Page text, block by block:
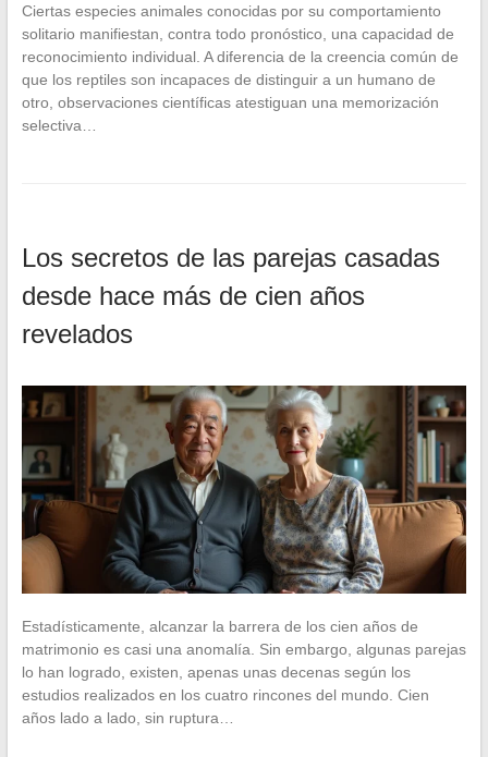
Ciertas especies animales conocidas por su comportamiento
solitario manifiestan, contra todo pronóstico, una capacidad de
reconocimiento individual. A diferencia de la creencia común de
que los reptiles son incapaces de distinguir a un humano de
otro, observaciones científicas atestiguan una memorización
selectiva…
Los secretos de las parejas casadas
desde hace más de cien años
revelados
Estadísticamente, alcanzar la barrera de los cien años de
matrimonio es casi una anomalía. Sin embargo, algunas parejas
lo han logrado, existen, apenas unas decenas según los
estudios realizados en los cuatro rincones del mundo. Cien
años lado a lado, sin ruptura…